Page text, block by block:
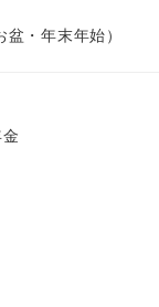
・年末年始）